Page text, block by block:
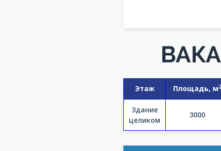
Этаж Площадь, м2
Здание
целиком
3000